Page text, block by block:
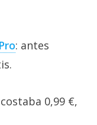
: antes
0,99 €,